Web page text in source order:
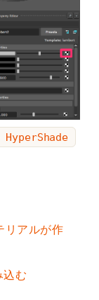
リアルが作
込む